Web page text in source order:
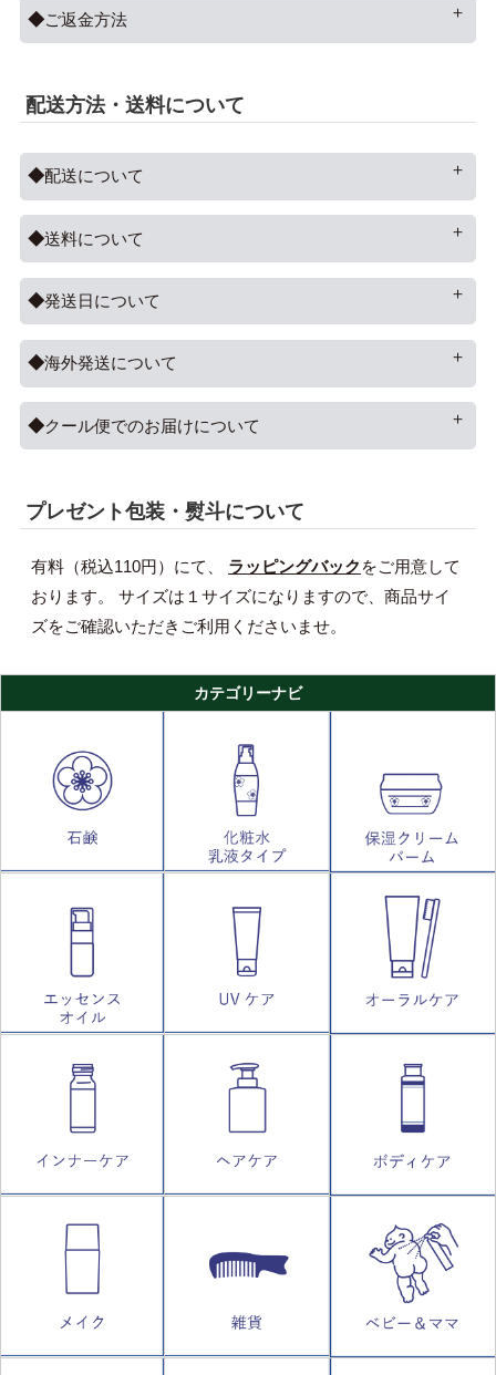
ご返金方法
配送方法・送料について
配送について
送料について
発送日について
海外発送について
クール便でのお届けについて
プレゼント包装・熨斗について
有料（税込110円）にて、 ラッピングバック をご用意して
おります。 サイズは１サイズになりますので、商品サイ
ズをご確認いただきご利用くださいませ。
カテゴリーナビ